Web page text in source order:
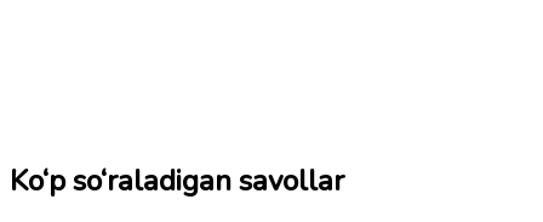
Ko‘p so‘raladigan savollar